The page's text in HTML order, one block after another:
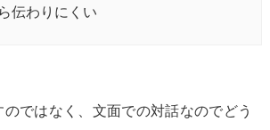
伝わりにくい
ではなく、文面での対話なのでどう